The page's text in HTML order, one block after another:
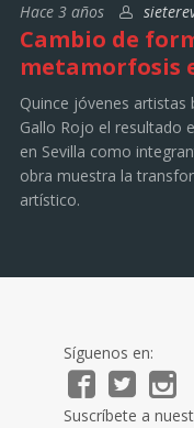
Hace 3 años
Cambio de
metamorfosis
Quince jóvenes artistas
Gallo Rojo el resultado
en Sevilla como
obra muestra la
artístico.
Síguenos en:
Suscríbete a